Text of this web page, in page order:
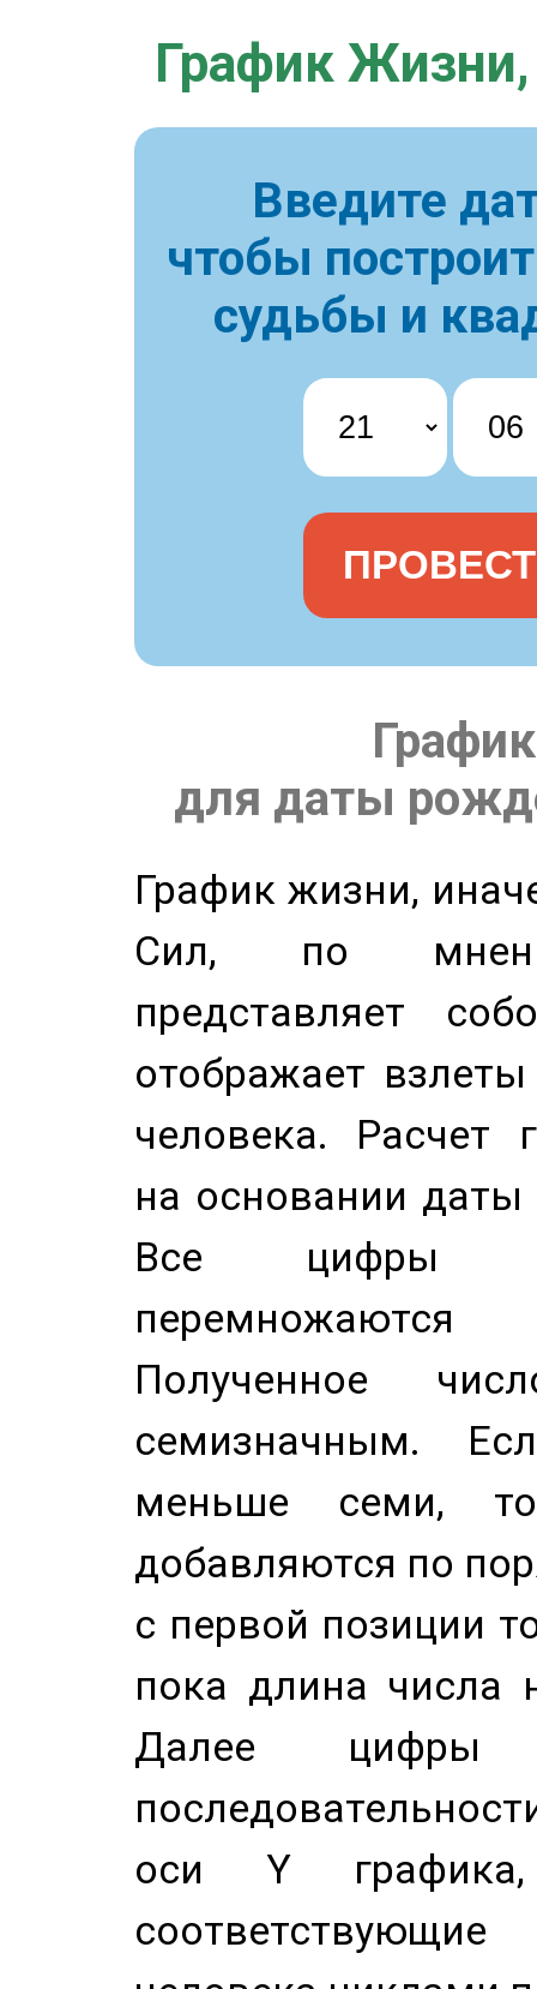
График Жизни,
Введите
чтобы
судьбы и
для даты
График жизни,
Сил, по
представляет
отображает
человека. Расчет
на основании
Все цифры
Полученное
семизначным.
меньше семи,
добавляются по
с первой позиции
пока длина числа
Далее цифры
оси Y